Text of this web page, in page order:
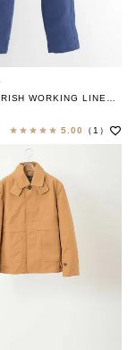
WORKING LINEN PANTS
リー
5.00
（1）